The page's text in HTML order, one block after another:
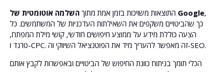
התוצאות משויכות בזמן אמת מתוך השלמה אוטומטית של Google,
כך שהביטויים משקפים את השאילתות העדכניות של המשתמשים. כל
הצעה כוללת מידע על ממוצע חיפושים חודשי, קושי מילת המפתח,
טרנד ו-CPC. זה מאפשר להעריך מיד את הפוטנציאל השיווקי וה-SEO.
הכלי תומך בניתוח כוונת החיפוש של הביטויים ובאפשרות לקבץ אותם